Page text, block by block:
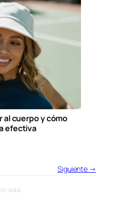
al cuerpo y cómo
efectiva
Siguiente →